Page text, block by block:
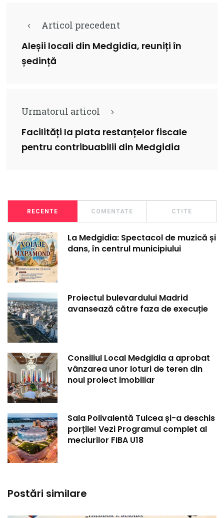
Articol precedent
Aleșii locali din Medgidia, reuniți în
ședință
Urmatorul articol
Facilități la plata restanțelor fiscale
pentru contribuabilii din Medgidia
RECENTE COMENTATE CTITE
La Medgidia: Spectacol de muzică și
dans, în centrul municipiului
Proiectul bulevardului Madrid
avansează către faza de execuție
Consiliul Local Medgidia a aprobat
vânzarea unor loturi de teren din
noul proiect imobiliar
Sala Polivalentă Tulcea și-a deschis
porțile! Vezi Programul complet al
meciurilor FIBA U18
Postări similare